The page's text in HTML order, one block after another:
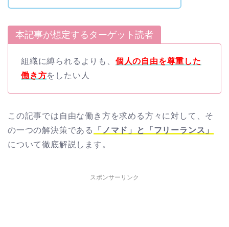
本記事が想定するターゲット読者
組織に縛られるよりも、 個人の自由を尊重した
働き方をしたい人
この記事では自由な働き方を求める方々に対して、そ
の一つの解決策である
「ノマド」と「フリーランス」
について徹底解説します。
スポンサーリンク